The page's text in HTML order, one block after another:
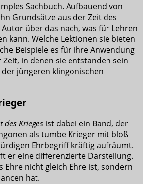
Sachbuch. Aufbauend von
Grundsätze aus der Zeit des
über das nach, was für Lehren
kann. Welche Lektionen sie bieten
Beispiele es für ihre Anwendung
Zeit, in denen sie entstanden sein
jüngeren klingonischen
des Krieges ist dabei ein Band, der
als tumbe Krieger mit bloß
Ehrbegriff kräftig aufräumt.
er eine differenzierte Darstellung.
Ehre nicht gleich Ehre ist, sondern
hat.